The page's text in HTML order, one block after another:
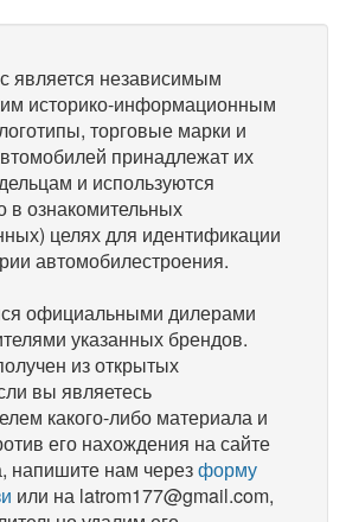
является независимым
историко-информационным
торговые марки и
принадлежат их
и используются
в ознакомительных
целях для идентификации
автомобилестроения.
официальными дилерами
указанных брендов.
из открытых
вы являетесь
какого-либо материала и
его нахождения на сайте
напишите нам черезформу
или на latrom177@gmail.com,